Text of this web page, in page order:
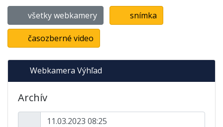
všetky webkamery snímka
časozberné video
Webkamera Výhľad
Archív